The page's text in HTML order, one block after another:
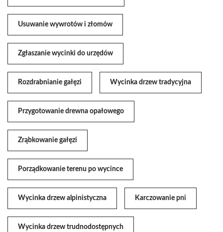
Usuwanie wywrotów i złomów
Zgłaszanie wycinki do urzędów
Rozdrabnianie gałęzi Wycinka drzew tradycyjna
Przygotowanie drewna opałowego
Zrąbkowanie gałęzi
Porządkowanie terenu po wycince
Wycinka drzew alpinistyczna Karczowanie pni
Wycinka drzew trudnodostępnych